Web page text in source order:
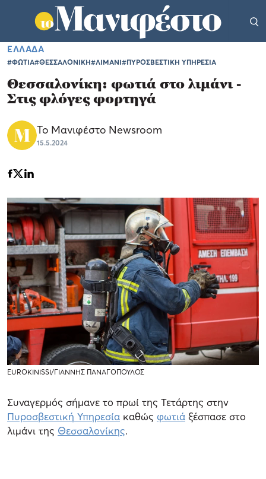
ΕΛΛΑΔΑ
#ΦΩΤΙΑ#ΘΕΣΣΑΛΟΝΙΚΗ#ΛΙΜΑΝΙ#ΠΥΡΟΣΒΕΣΤΙΚΗ ΥΠΗΡΕΣΙΑ
Θεσσαλονίκη: φωτιά στο λιμάνι -
Στις φλόγες φορτηγά
Το Μανιφέστο Newsroom
15.5.2024
EUROKINISSI/ΓΙΑΝΝΗΣ ΠΑΝΑΓΟΠΟΥΛΟΣ
Συναγερμός σήμανε το πρωί της Τετάρτης στην
Πυροσβεστική Υπηρεσία καθώς φωτιά ξέσπασε στο
λιμάνι της Θεσσαλονίκης.